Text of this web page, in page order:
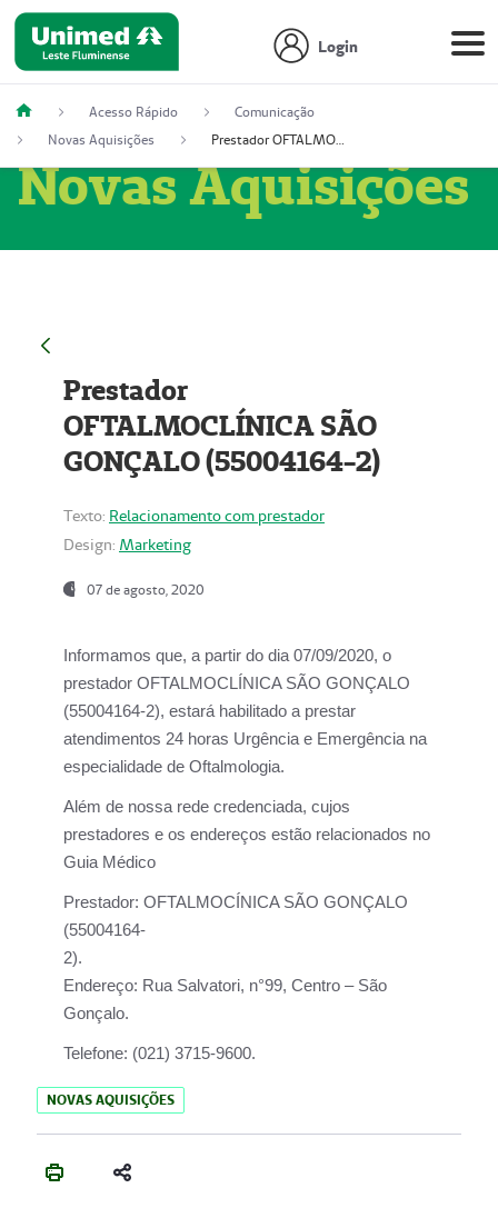
Login
Acesso Rápido
Comunicação
Novas Aquisições
Prestador OFTALMOCLÍNICA SÃO GONÇALO (55004164-2)
Novas Aquisições
Prestador
OFTALMOCLÍNICA SÃO
GONÇALO (55004164-2)
Texto: Relacionamento com prestador
Design: Marketing
07 de agosto, 2020
Informamos que, a partir do dia 07/09/2020, o
prestador OFTALMOCLÍNICA SÃO GONÇALO
(55004164-2), estará habilitado a prestar
atendimentos 24 horas Urgência e Emergência na
especialidade de Oftalmologia.
Além de nossa rede credenciada, cujos
prestadores e os endereços estão relacionados no
Guia Médico
Prestador: OFTALMOCÍNICA SÃO GONÇALO
(55004164-
2).
Endereço: Rua Salvatori, n°99, Centro – São
Gonçalo.
Telefone: (021) 3715-9600.
NOVAS AQUISIÇÕES